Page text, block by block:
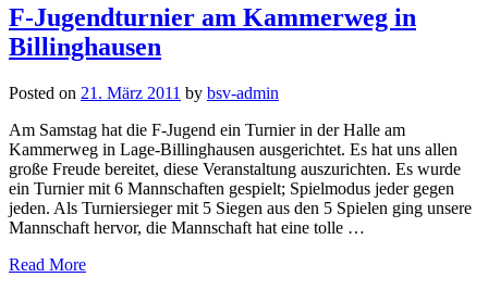
Sponsor“
Jugend
mit
F-Jugendturnier am Kammerweg in
Billinghausen
Posted on 21. März 2011 by bsv-admin
Am Samstag hat die F-Jugend ein Turnier in der Halle am
Kammerweg in Lage-Billinghausen ausgerichtet. Es hat uns allen
große Freude bereitet, diese Veranstaltung auszurichten. Es wurde
ein Turnier mit 6 Mannschaften gespielt; Spielmodus jeder gegen
jeden. Als Turniersieger mit 5 Siegen aus den 5 Spielen ging unsere
Mannschaft hervor, die Mannschaft hat eine tolle …
Read More„F-